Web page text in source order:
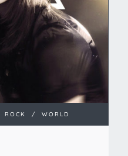
ROCK / WORLD